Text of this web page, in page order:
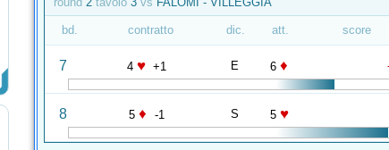
bd. contratto dic. att. score
7 4 ♥ +1 E 6 ♦
8 5 ♦ -1 S 5 ♥